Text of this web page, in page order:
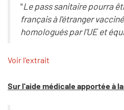
"Le pass sanitaire pourra
français à l'étranger
homologués par l'UE et
Voir l'extrait
Sur l'aide médicale apportée à